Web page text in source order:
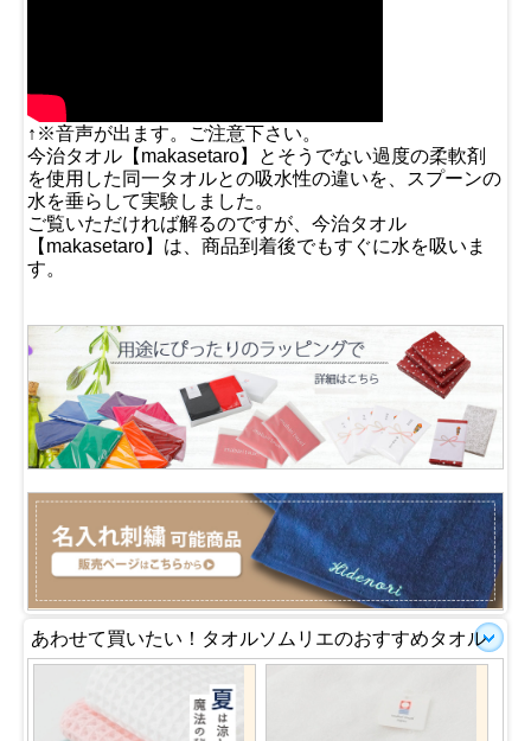
↑※音声が出ます。ご注意下さい。
今治タオル【makasetaro】とそうでない過度の柔軟剤
を使用した同一タオルとの吸水性の違いを、スプーンの
水を垂らして実験しました。
ご覧いただければ解るのですが、今治タオル
【makasetaro】は、商品到着後でもすぐに水を吸いま
す。
あわせて買いたい！タオルソムリエのおすすめタオル